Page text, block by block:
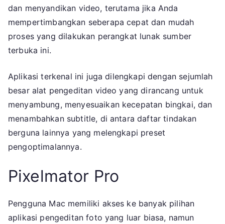
dan menyandikan video, terutama jika Anda
mempertimbangkan seberapa cepat dan mudah
proses yang dilakukan perangkat lunak sumber
terbuka ini.
Aplikasi terkenal ini juga dilengkapi dengan sejumlah
besar alat pengeditan video yang dirancang untuk
menyambung, menyesuaikan kecepatan bingkai, dan
menambahkan subtitle, di antara daftar tindakan
berguna lainnya yang melengkapi preset
pengoptimalannya.
Pixelmator Pro
Pengguna Mac memiliki akses ke banyak pilihan
aplikasi pengeditan foto yang luar biasa, namun